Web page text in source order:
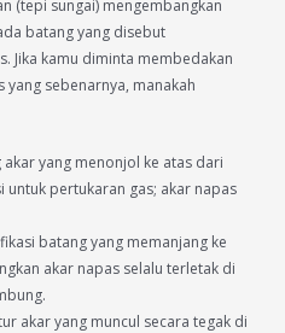
(tepi sungai) mengembangkan
batang yang disebut
Jika kamu diminta membedakan
sebenarnya, manakah
yang menonjol ke atas dari
pertukaran gas; akar napas
batang yang memanjang ke
akar napas selalu terletak di
akar yang muncul secara tegak di